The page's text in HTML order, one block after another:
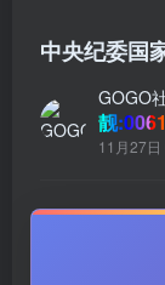
中央纪委国
GOGO
靓:0061
11月27